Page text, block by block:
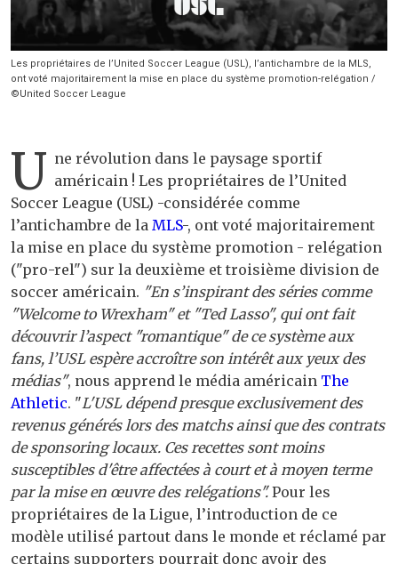
Les propriétaires de l’United Soccer League (USL), l’antichambre de la MLS,
ont voté majoritairement la mise en place du système promotion-relégation /
©United Soccer League
U ne révolution dans le paysage sportif
américain ! Les propriétaires de l’United
Soccer League (USL) -considérée comme
l’antichambre de la MLS-, ont voté majoritairement
la mise en place du système promotion - relégation
("pro-rel") sur la deuxième et troisième division de
soccer américain. "En s’inspirant des séries comme
"Welcome to Wrexham" et "Ted Lasso", qui ont fait
découvrir l’aspect "romantique" de ce système aux
fans, l’USL espère accroître son intérêt aux yeux des
médias", nous apprend le média américain The
Athletic. "L'USL dépend presque exclusivement des
revenus générés lors des matchs ainsi que des contrats
de sponsoring locaux. Ces recettes sont moins
susceptibles d'être affectées à court et à moyen terme
par la mise en œuvre des relégations".Pour les
propriétaires de la Ligue, l’introduction de ce
modèle utilisé partout dans le monde et réclamé par
certains supporters pourrait donc avoir des